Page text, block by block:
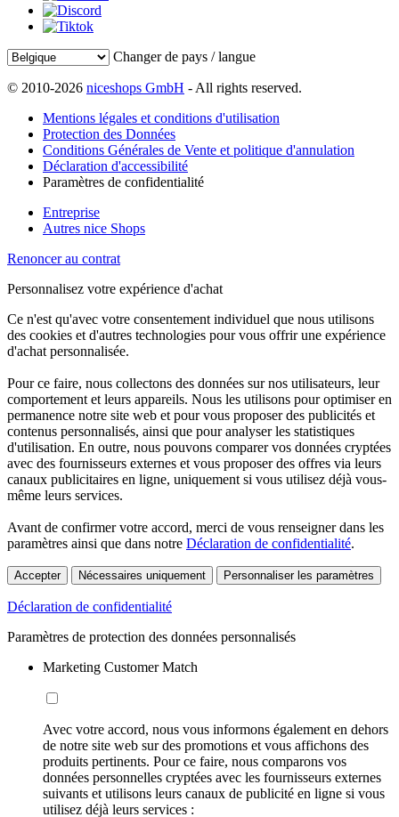
Changer de pays / langue
© 2010-2026 niceshops GmbH - All rights reserved.
Mentions légales et conditions d'utilisation
Protection des Données
Conditions Générales de Vente et politique d'annulation
Déclaration d'accessibilité
Paramètres de confidentialité
Entreprise
Autres nice Shops
Renoncer au contrat
Personnalisez votre expérience d'achat
Ce n'est qu'avec votre consentement individuel que nous utilisons
des cookies et d'autres technologies pour vous offrir une expérience
d'achat personnalisée.
Pour ce faire, nous collectons des données sur nos utilisateurs, leur
comportement et leurs appareils. Nous les utilisons pour optimiser en
permanence notre site web et pour vous proposer des publicités et
contenus personnalisés, ainsi que pour analyser les statistiques
d'utilisation. En outre, nous pouvons comparer vos données cryptées
avec des fournisseurs externes et vous proposer des offres via leurs
canaux publicitaires en ligne, uniquement si vous utilisez déjà vous-
même leurs services.
Avant de confirmer votre accord, merci de vous renseigner dans les
paramètres ainsi que dans notre Déclaration de confidentialité.
Accepter Nécessaires uniquement Personnaliser les paramètres
Déclaration de confidentialité
Paramètres de protection des données personnalisés
Marketing Customer Match
Avec votre accord, nous vous informons également en dehors
de notre site web sur des promotions et vous affichons des
produits pertinents. Pour ce faire, nous comparons vos
données personnelles cryptées avec les fournisseurs externes
suivants et utilisons leurs canaux de publicité en ligne si vous
utilisez déjà leurs services :